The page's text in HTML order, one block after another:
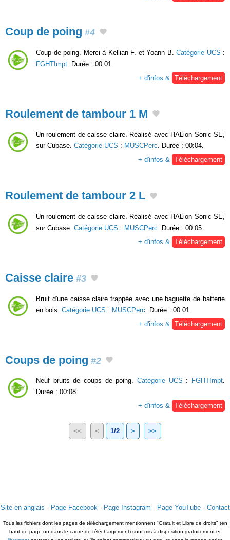
Coup de poing #4
Coup de poing. Merci à Kellian F. et Yoann B. Catégorie UCS :
FGHTImpt . Durée : 00:01.
+ d'infos &
Téléchargement
Roulement de tambour 1 M
Un roulement de caisse claire. Réalisé avec HALion Sonic SE,
sur Cubase. Catégorie UCS : MUSCPerc. Durée : 00:04.
+ d'infos & Téléchargement
Roulement de tambour 2 L
Un roulement de caisse claire. Réalisé avec HALion Sonic SE,
sur Cubase. Catégorie UCS : MUSCPerc . Durée : 00:05.
+ d'infos &
Téléchargement
Caisse claire #3
Bruit d'une caisse claire frappée avec une baguette de batterie
en bois. Catégorie UCS : MUSCPerc . Durée : 00:01.
+ d'infos &
Téléchargement
Coups de poing #2
Neuf bruits de coups de poing. Catégorie UCS : FGHTImpt.
Durée : 00:08.
+ d'infos & Téléchargement
<< < 1/2 > >>
Site en anglais - Page Facebook- Page Instagram - Page YouTube- Contact
Tous les fichiers dont les pages de téléchargement mentionnent "Gratuit et Libre de droits" (en
haut de page ou dans le cadre de téléchargement) sont mis à disposition gratuitement et